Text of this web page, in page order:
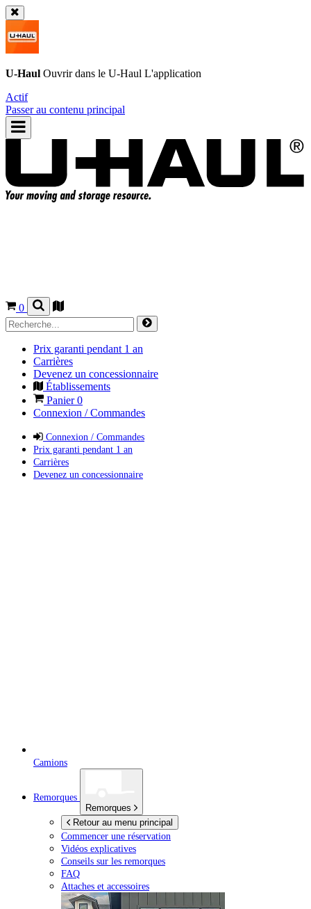
U-Haul Ouvrir dans le U-Haul L'application
Actif
Passer au contenu principal
0
Prix garanti pendant 1 an
Carrières
Devenez un concessionnaire
Établissements
Panier0
Connexion / Commandes
Connexion / Commandes
Prix garanti pendant 1 an
Carrières
Devenez un concessionnaire
Camions
Remorques
Remorques
Retour au menu principal
Commencer une réservation
Vidéos explicatives
Conseils sur les remorques
FAQ
Attaches et accessoires